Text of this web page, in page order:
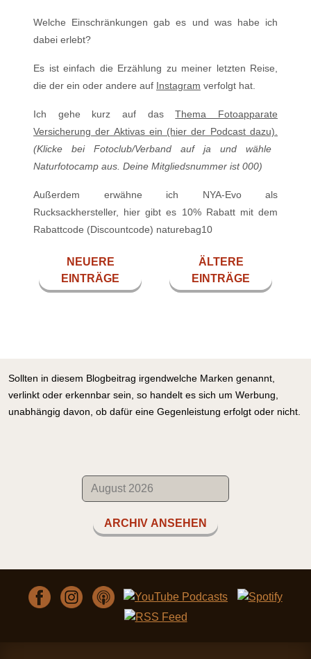
Welche Einschränkungen gab es und was habe ich
dabei erlebt?
Es ist einfach die Erzählung zu meiner letzten Reise,
die der ein oder andere auf Instagram verfolgt hat.
Ich gehe kurz auf dasThema Fotoapparate
Versicherung der Aktivas ein (hier der Podcast dazu).
(Klicke bei Fotoclub/Verband auf ja und wähle
Naturfotocamp aus. Deine Mitgliedsnummer ist 000)
Außerdem erwähne ich NYA-Evo als
Rucksackhersteller, hier gibt es 10% Rabatt mit dem
Rabattcode (Discountcode) naturebag10
NEUERE
EINTRÄGE
ÄLTERE
EINTRÄGE
Sollten in diesem Blogbeitrag irgendwelche Marken genannt,
verlinkt oder erkennbar sein, so handelt es sich um Werbung,
unabhängig davon, ob dafür eine Gegenleistung erfolgt oder nicht.
ARCHIV ANSEHEN